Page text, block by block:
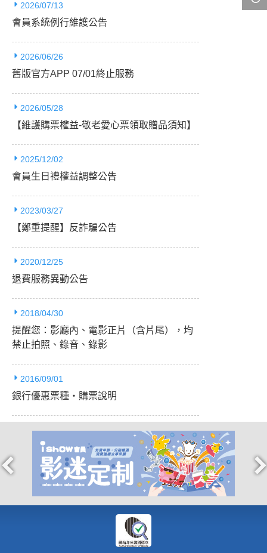
2026/07/13
會員系統例行維護公告
2026/06/26
舊版官方APP 07/01終止服務
2026/05/28
【維護購票權益-敬老愛心票領取贈品須知】
2025/12/02
會員生日禮權益調整公告
2023/03/27
【鄭重提醒】反詐騙公告
2020/12/25
退費服務異動公告
2018/04/30
提醒您：影廳內、電影正片（含片尾），均
禁止拍照、錄音、錄影
2016/09/01
銀行優惠票種‧購票說明